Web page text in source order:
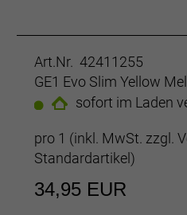
Art.Nr. 42411255
GE1 Evo Slim Yellow
sofort im Laden
pro 1 (inkl. MwSt. zzgl.
Standardartikel)
34,95 EUR